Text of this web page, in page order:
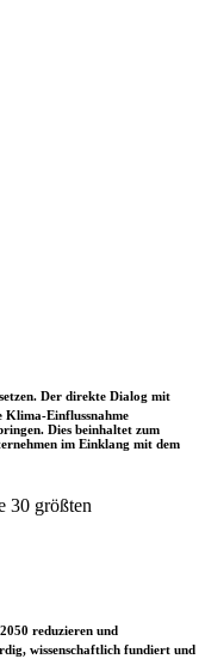
Der direkte Dialog mit
Klima-Einflussnahme
Dies beinhaltet zum
im Einklang mit dem
30 größten
reduzieren und
wissenschaftlich fundiert und